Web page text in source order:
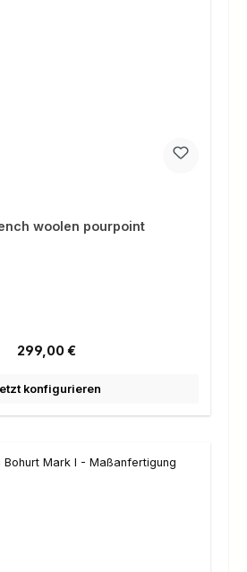
woolen pourpoint
Regulärer Preis:
299,00 €
konfigurieren